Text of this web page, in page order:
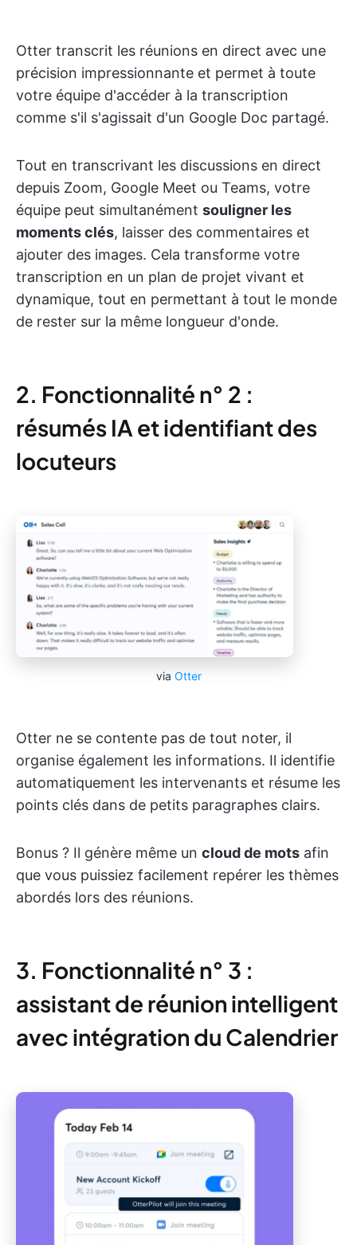
Otter transcrit les réunions en direct avec une
précision impressionnante et permet à toute
votre équipe d'accéder à la transcription
comme s'il s'agissait d'un Google Doc partagé.
Tout en transcrivant les discussions en direct
depuis Zoom, Google Meet ou Teams, votre
équipe peut simultanément souligner les
moments clés, laisser des commentaires et
ajouter des images. Cela transforme votre
transcription en un plan de projet vivant et
dynamique, tout en permettant à tout le monde
de rester sur la même longueur d'onde.
2. Fonctionnalité n° 2 :
résumés IA et identifiant des
locuteurs
via Otter
Otter ne se contente pas de tout noter, il
organise également les informations. Il identifie
automatiquement les intervenants et résume les
points clés dans de petits paragraphes clairs.
Bonus ? Il génère même un cloud de mots afin
que vous puissiez facilement repérer les thèmes
abordés lors des réunions.
3. Fonctionnalité n° 3 :
assistant de réunion intelligent
avec intégration du Calendrier